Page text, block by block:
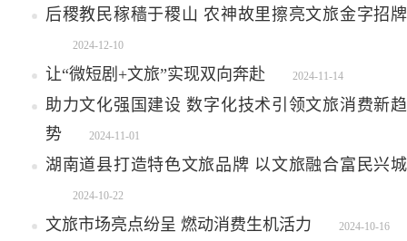
后稷教民稼穑于稷山 农神故里擦亮文旅金字招牌
2024-12-10
让“微短剧+文旅”实现双向奔赴 2024-11-14
助力文化强国建设 数字化技术引领文旅消费新趋
势
2024-11-01
湖南道县打造特色文旅品牌 以文旅融合富民兴城
2024-10-22
文旅市场亮点纷呈 燃动消费生机活力 2024-10-16